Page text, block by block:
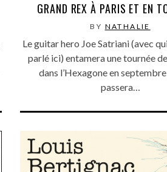
BY NATHALIE
Le guitar hero Joe Satriani (avec
parlé ici) entamera une tournée
dans l’Hexagone en
passera…